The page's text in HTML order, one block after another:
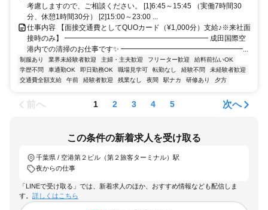
考慮しますので、ご相談ください。 [1]6:45～15:45 （実働7時間30
分、休憩1時間30分） [2]15:00～23:00 ...
仕事内容 【面接交通費としてQUOカード（¥1,000分）支給♪※来社面
接時のみ】 ━━━━━━━━━━━━━━━━━━━━ 成田国際空
港内での清掃のお仕事です✨ ━━━━━━━━━━━━━━━━━...
制服あり 業界未経験者歓迎 主婦・主夫歓迎 フリーター歓迎
給料前払いOK
学歴不問
車通勤OK 即日勤務OK 職場見学可 転勤なし 経験不問
未経験者歓迎
交通費全額支給
午前 経験者歓迎 残業なし 夜間 駅ナカ 研修あり 夕方
前へ 1 2 3 4 5 次へ
この条件の新着求人を受け取る
千葉県 / 空港第２ビル（第２旅客ターミナル）駅
夜からの仕事
「LINEで受け取る」では、新着求人のほか、おすすめ情報なども配信しま
す。 詳しくはこちら